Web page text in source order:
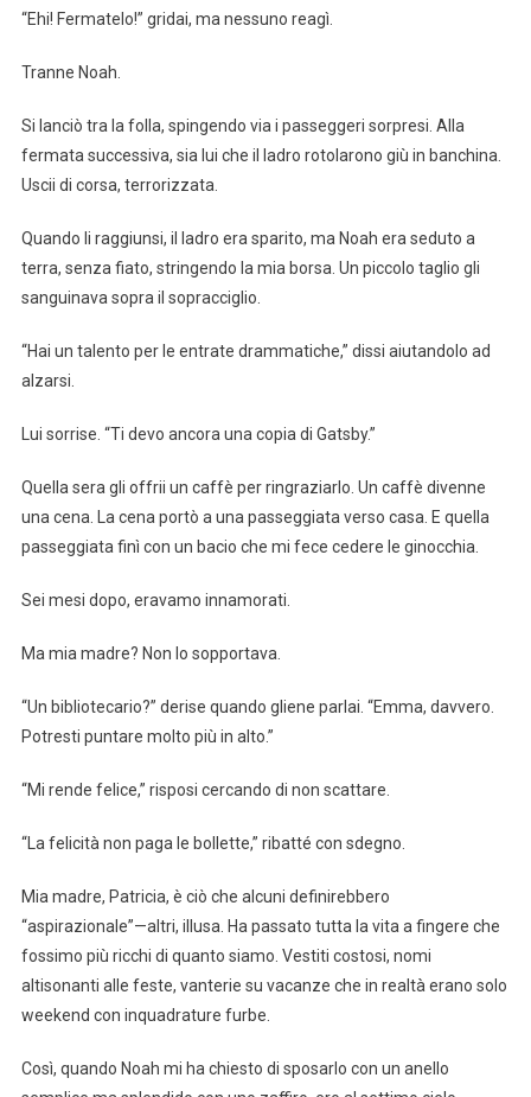
“Ehi! Fermatelo!” gridai, ma nessuno reagì.
Tranne Noah.
Si lanciò tra la folla, spingendo via i passeggeri sorpresi. Alla
fermata successiva, sia lui che il ladro rotolarono giù in banchina.
Uscii di corsa, terrorizzata.
Quando li raggiunsi, il ladro era sparito, ma Noah era seduto a
terra, senza fiato, stringendo la mia borsa. Un piccolo taglio gli
sanguinava sopra il sopracciglio.
“Hai un talento per le entrate drammatiche,” dissi aiutandolo ad
alzarsi.
Lui sorrise. “Ti devo ancora una copia di Gatsby.”
Quella sera gli offrii un caffè per ringraziarlo. Un caffè divenne
una cena. La cena portò a una passeggiata verso casa. E quella
passeggiata finì con un bacio che mi fece cedere le ginocchia.
Sei mesi dopo, eravamo innamorati.
Ma mia madre? Non lo sopportava.
“Un bibliotecario?” derise quando gliene parlai. “Emma, davvero.
Potresti puntare molto più in alto.”
“Mi rende felice,” risposi cercando di non scattare.
“La felicità non paga le bollette,” ribatté con sdegno.
Mia madre, Patricia, è ciò che alcuni definirebbero
“aspirazionale”—altri, illusa. Ha passato tutta la vita a fingere che
fossimo più ricchi di quanto siamo. Vestiti costosi, nomi
altisonanti alle feste, vanterie su vacanze che in realtà erano solo
weekend con inquadrature furbe.
Così, quando Noah mi ha chiesto di sposarlo con un anello